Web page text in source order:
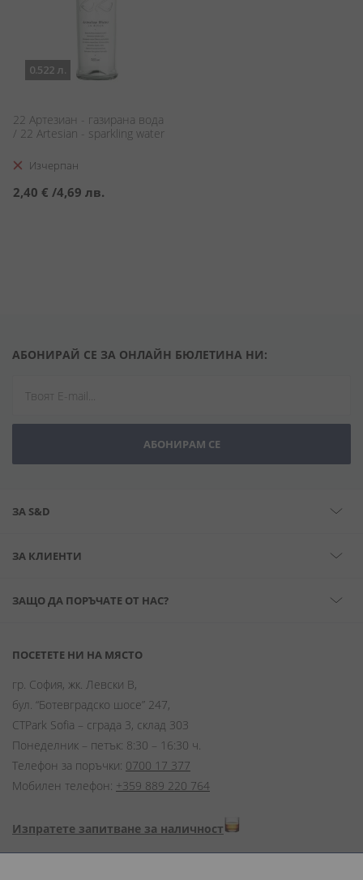
0.522 л.
22 Артезиан - газирана вода
/ 22 Artesian - sparkling water
Изчерпан
2,40 € /4,69 лв.
АБОНИРАЙ СЕ ЗА ОНЛАЙН БЮЛЕТИНА НИ:
АБОНИРАМ СЕ
ЗА S&D
ЗА КЛИЕНТИ
ЗАЩО ДА ПОРЪЧАТЕ ОТ НАС?
ПОСЕТЕТЕ НИ НА МЯСТО
гр. София, жк. Левски В,
бул. “Ботевградско шосе” 247,
CTPark Sofia – сграда 3, склад 303
Понеделник – петък: 8:30 – 16:30 ч.
Телефон за поръчки: 0700 17 377
Мобилен телефон: +359 889 220 764
Изпратете запитване за наличност